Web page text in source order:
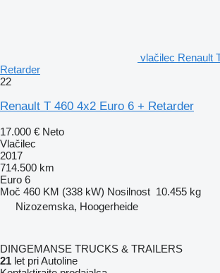
vlačilec Renault
Retarder
22
Renault T 460 4x2 Euro 6 + Retarder
17.000 € Neto
Vlačilec
2017
714.500 km
Euro 6
Moč 460 KM (338 kW) Nosilnost 10.455 kg
Nizozemska, Hoogerheide
DINGEMANSE TRUCKS & TRAILERS
21 let pri Autoline